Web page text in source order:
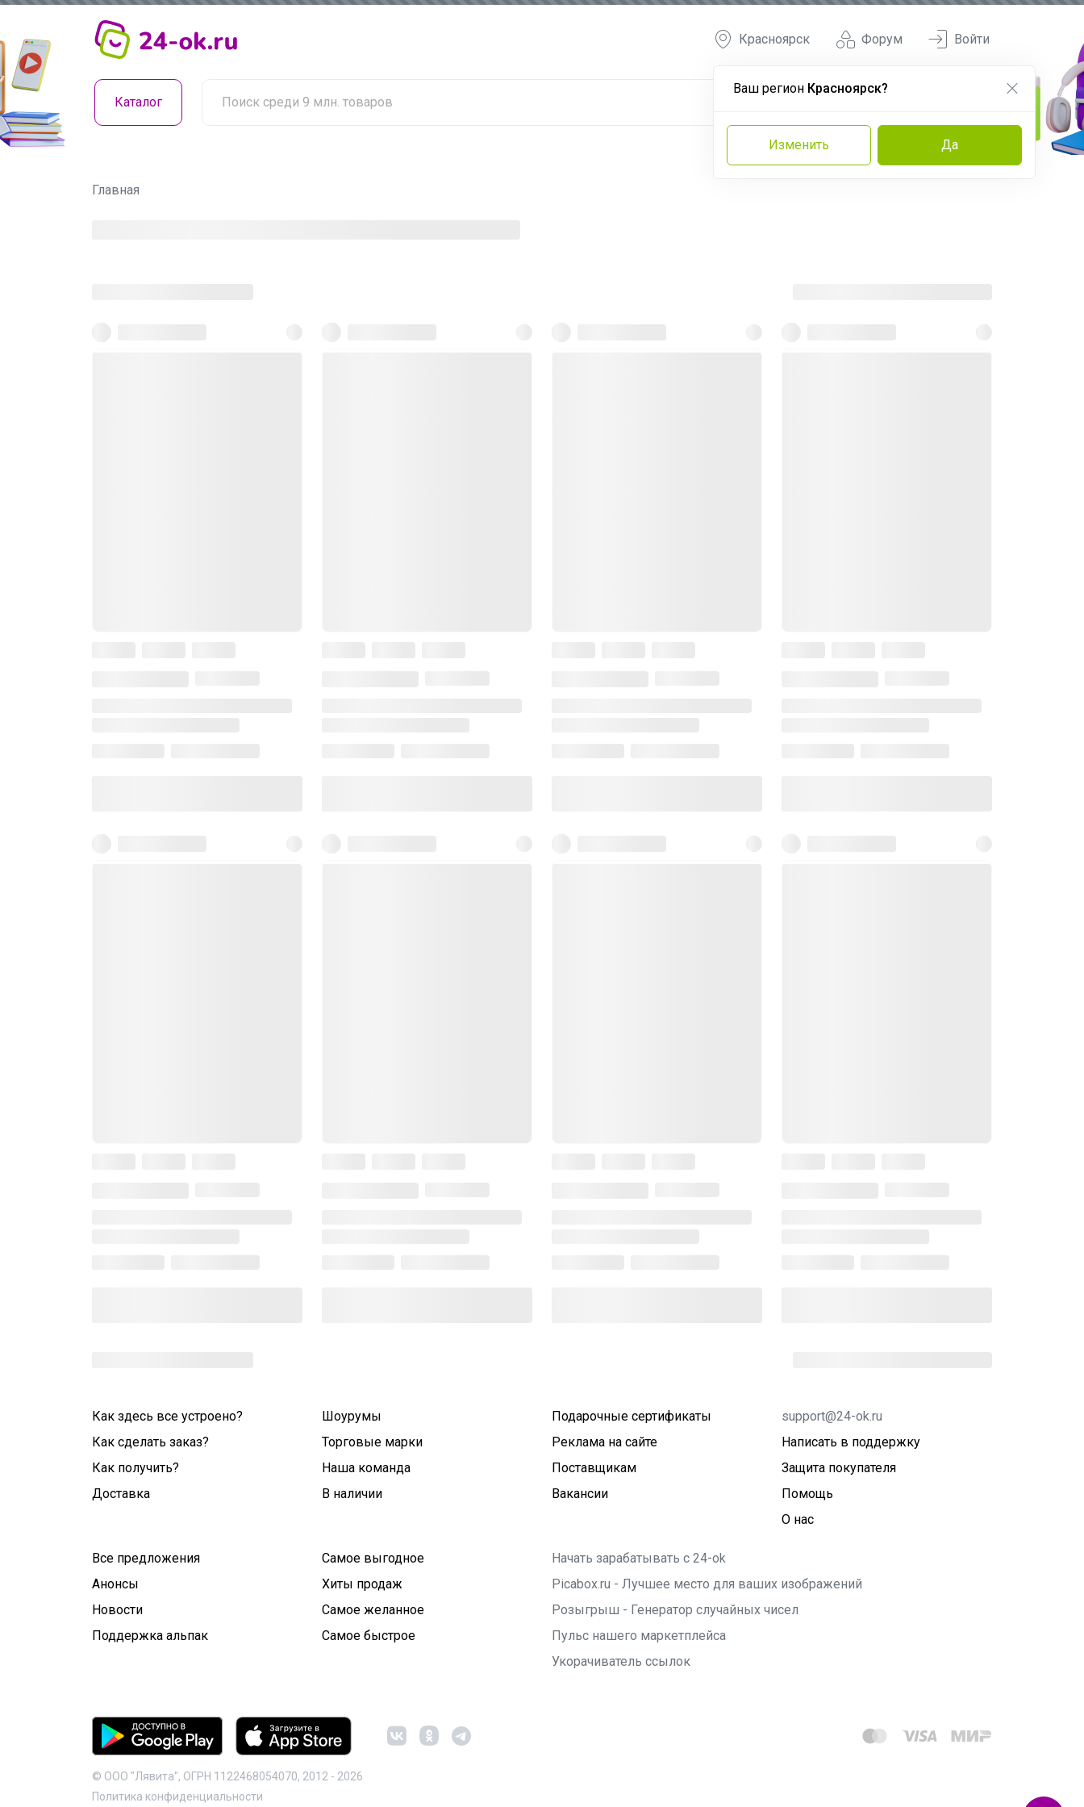
Форум
Красноярск
Ваш регион Красноярск?
Изменить Да
Войти
Каталог
Главная
Как здесь все устроено?
Как сделать заказ?
Как получить?
Доставка
Шоурумы
Торговые марки
Наша команда
В наличии
Подарочные сертификаты
Реклама на сайте
Поставщикам
Вакансии
support@24-ok.ru
Написать в поддержку
Защита покупателя
Помощь
О нас
Все предложения
Анонсы
Новости
Поддержка альпак
Самое выгодное
Хиты продаж
Самое желанное
Самое быстрое
Начать зарабатывать с 24-ok
Picabox.ru - Лучшее место для ваших изображений
Розыгрыш - Генератор случайных чисел
Пульс нашего маркетплейса
Укорачиватель ссылок
© ООО "Лявита", ОГРН 1122468054070, 2012 - 2026
Политика конфиденциальности